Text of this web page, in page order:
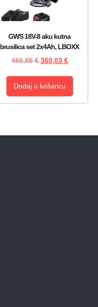
GWS 18V-8 aku kutna
brusilica set 2x4Ah, LBOXX
480,05€ 360,03 €
Dodaj u košaricu